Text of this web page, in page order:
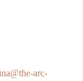
arc-